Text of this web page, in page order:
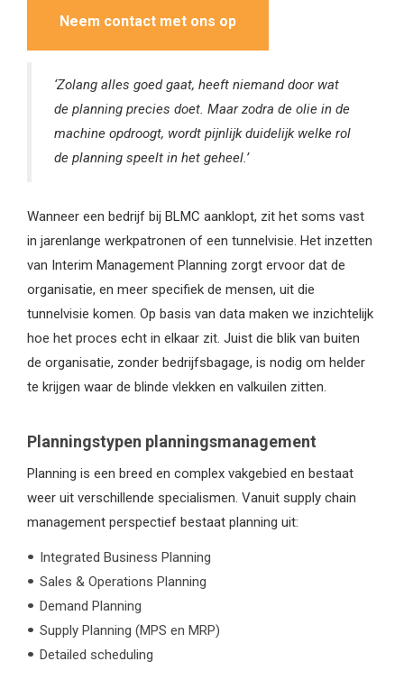
Neem contact met ons op
‘Zolang alles goed gaat, heeft niemand door wat
de planning precies doet. Maar zodra de olie in de
machine opdroogt, wordt pijnlijk duidelijk welke rol
de planning speelt in het geheel.’
Wanneer een bedrijf bij BLMC aanklopt, zit het soms vast
in jarenlange werkpatronen of een tunnelvisie. Het inzetten
van Interim Management Planning zorgt ervoor dat de
organisatie, en meer specifiek de mensen, uit die
tunnelvisie komen. Op basis van data maken we inzichtelijk
hoe het proces echt in elkaar zit. Juist die blik van buiten
de organisatie, zonder bedrijfsbagage, is nodig om helder
te krijgen waar de blinde vlekken en valkuilen zitten.
Planningstypen planningsmanagement
Planning is een breed en complex vakgebied en bestaat
weer uit verschillende specialismen. Vanuit supply chain
management perspectief bestaat planning uit:
Integrated Business Planning
Sales & Operations Planning
Demand Planning
Supply Planning (MPS en MRP)
Detailed scheduling